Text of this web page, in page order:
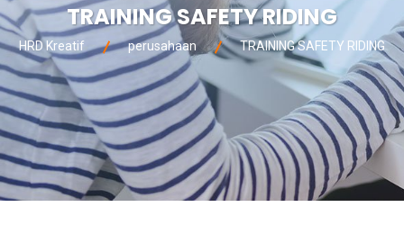
TRAINING SAFETY RIDING
HRD Kreatif perusahaan TRAINING SAFETY RIDING